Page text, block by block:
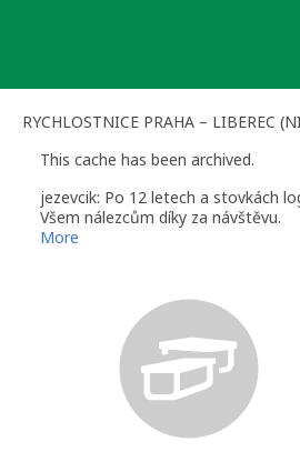
RYCHLOSTNICE PRAHA – LIBEREC
This cache has been archived.
jezevcik: Po 12 letech a stovkách
Všem nálezcům díky za návštěvu.
Dík
More